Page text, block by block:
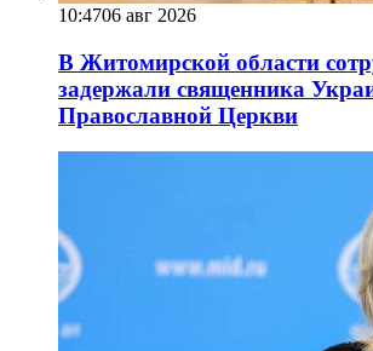
10:4706 авг 2026
В Житомирской области
задержали священника
Православной Церкви